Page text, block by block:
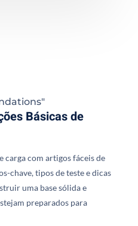
Básicas de
carga com artigos fáceis de
chave, tipos de teste e dicas
uma base sólida e
preparados para